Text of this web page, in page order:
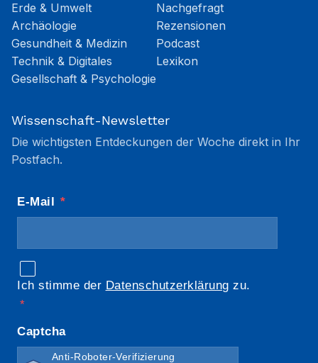
Erde & Umwelt
Archäologie
Gesundheit & Medizin
Technik & Digitales
Gesellschaft & Psychologie
Nachgefragt
Rezensionen
Podcast
Lexikon
Wissenschaft-Newsletter
Die wichtigsten Entdeckungen der Woche direkt in Ihr
Postfach.